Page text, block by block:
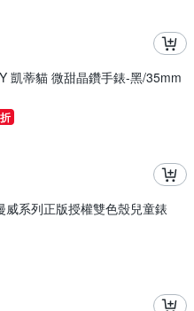
凱蒂貓 微甜晶鑽手錶-黑/35mm
威系列正版授權雙色殼兒童錶